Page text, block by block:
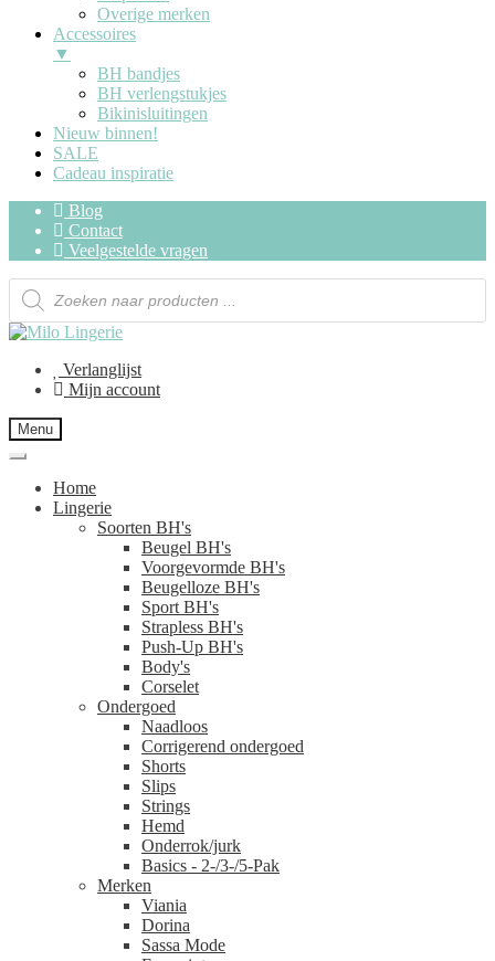
Overige merken
Accessoires
▼
BH bandjes
BH verlengstukjes
Bikinisluitingen
Nieuw binnen!
SALE
Cadeau inspiratie
Blog
Contact
Veelgestelde vragen
Verlanglijst
Mijn account
Menu
Home
Lingerie
Soorten BH's
Beugel BH's
Voorgevormde BH's
Beugelloze BH's
Sport BH's
Strapless BH's
Push-Up BH's
Body's
Corselet
Ondergoed
Naadloos
Corrigerend ondergoed
Shorts
Slips
Strings
Hemd
Onderrok/jurk
Basics - 2-/3-/5-Pak
Merken
Viania
Dorina
Sassa Mode